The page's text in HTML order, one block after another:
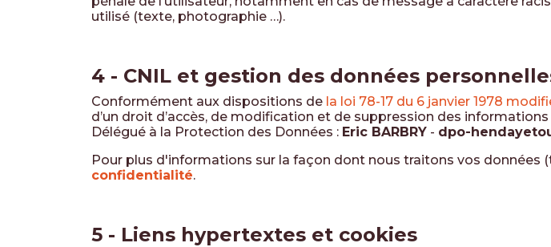
utilisé (texte, photographie …).
4 - CNIL et gestion des données
Conformément aux dispositions de la loi 78-17 du 6 janvier 1978
d’un droit d’accès, de modification et de suppression des
Délégué à la Protection des Données : Eric BARBRY - dpo-
Pour plus d'informations sur la façon dont nous traitons vos données
confidentialité.
5 - Liens hypertextes et cookies